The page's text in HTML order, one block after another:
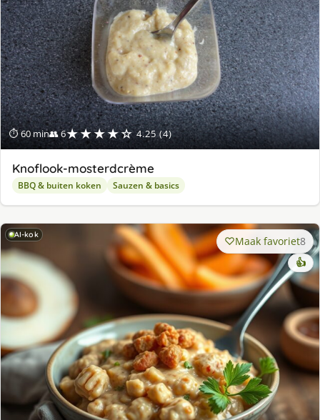
⏱ 60 min👥 6★★★★☆ 4.25 (4)
Knoflook-mosterdcrème
BBQ & buiten koken Sauzen & basics
AI-kok Maak favoriet8
👍